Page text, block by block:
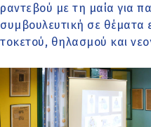
ραντεβού με τη μαία για
συμβουλευτική σε θέματα
τοκετού, θηλασμού και